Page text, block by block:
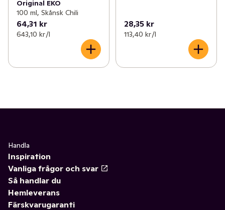
Original EKO
100 ml, Skånsk Chili
64,31 kr
643,10 kr /l
28,35 kr
113,40 kr /l
Handla
Inspiration
Vanliga frågor och svar
Så handlar du
Hemleverans
Färskvarugaranti